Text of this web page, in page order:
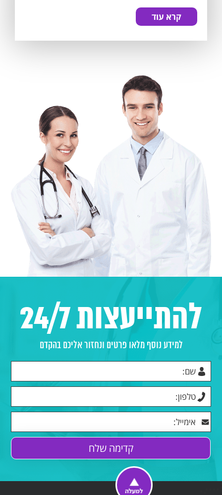
קרא עוד
להתייעצות 24/7
למידע נוסף מלאו פרטים ונחזור אליכם בהקדם